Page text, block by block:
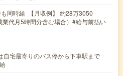
同時給 【月収例】 約28万3050
業代月5時間分含む場合）#給与前払い
宅最寄りのバス停から下車駅まで